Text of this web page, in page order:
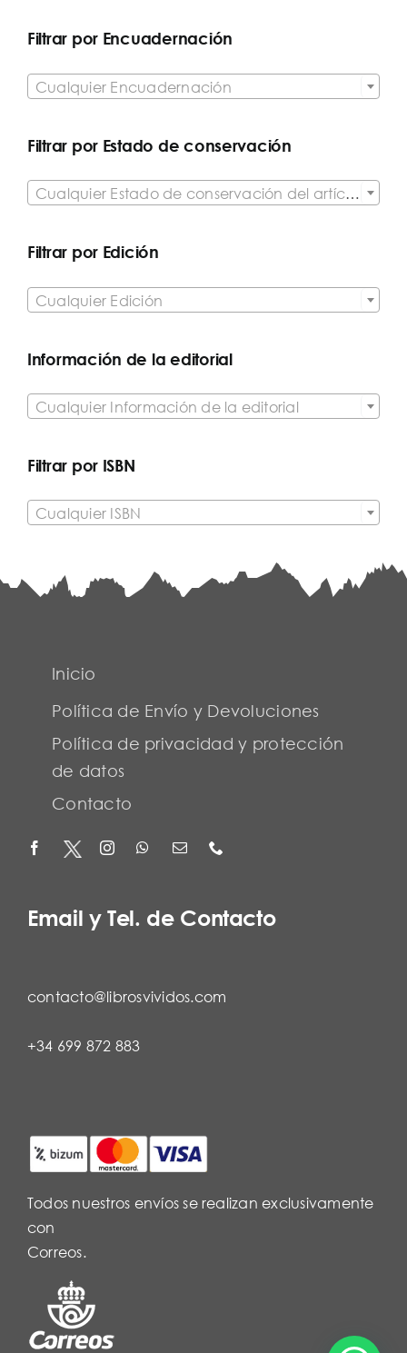
Filtrar por Encuadernación
Cualquier Encuadernación
Filtrar por Estado de conservación
Cualquier Estado de conservación del artículo
Filtrar por Edición
Cualquier Edición
Información de la editorial
Cualquier Información de la editorial
Filtrar por ISBN
Cualquier ISBN
Inicio
Política de Envío y Devoluciones
Política de privacidad y protección
de datos
Contacto
Email y Tel. de Contacto
contacto@librosvividos.com
+34 699 872 883
Todos nuestros envíos se realizan exclusivamente
con
Correos.